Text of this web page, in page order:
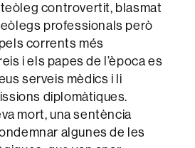
teòleg controvertit, blasmat
professionals però
corrents més
i els papes de l’època es
serveis mèdics i li
diplomàtiques.
mort, una sentència
algunes de les